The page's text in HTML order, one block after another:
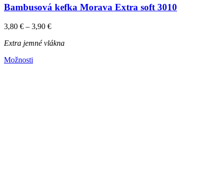
Bambusová kefka Morava Extra soft 3010
3,80 € – 3,90 €
Extra jemné vlákna
Možnosti